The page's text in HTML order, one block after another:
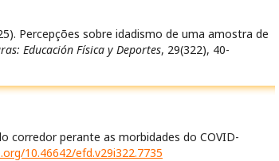
Percepções sobre idadismo de uma amostra de
Educación Física y Deportes, 29(322), 40-
corredor perante as morbidades do COVID-
10.46642/efd.v29i322.7735